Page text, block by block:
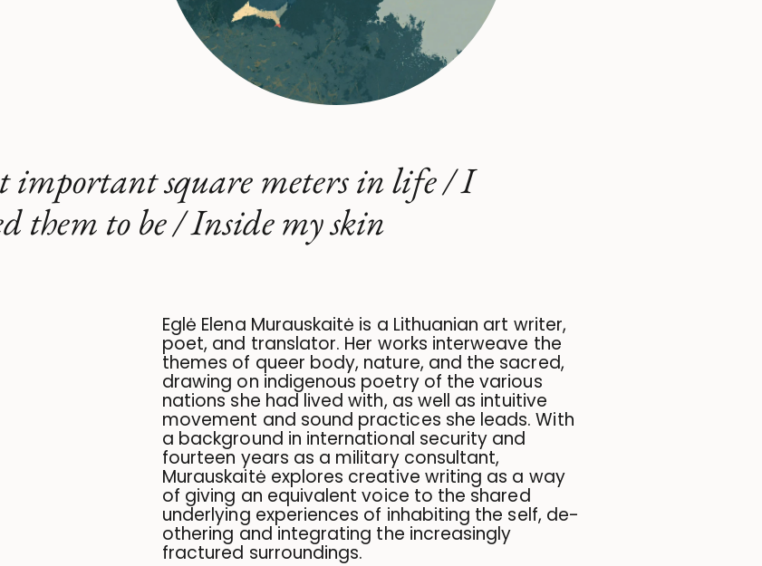
important square meters in life / I
them to be / Inside my skin
Eglė Elena Murauskaitė is a Lithuanian art writer,
poet, and translator. Her works interweave the
themes of queer body, nature, and the sacred,
drawing on indigenous poetry of the various
nations she had lived with, as well as intuitive
movement and sound practices she leads. With
a background in international security and
fourteen years as a military consultant,
Murauskaitė explores creative writing as a way
of giving an equivalent voice to the shared
underlying experiences of inhabiting the self, de-
othering and integrating the increasingly
fractured surroundings.